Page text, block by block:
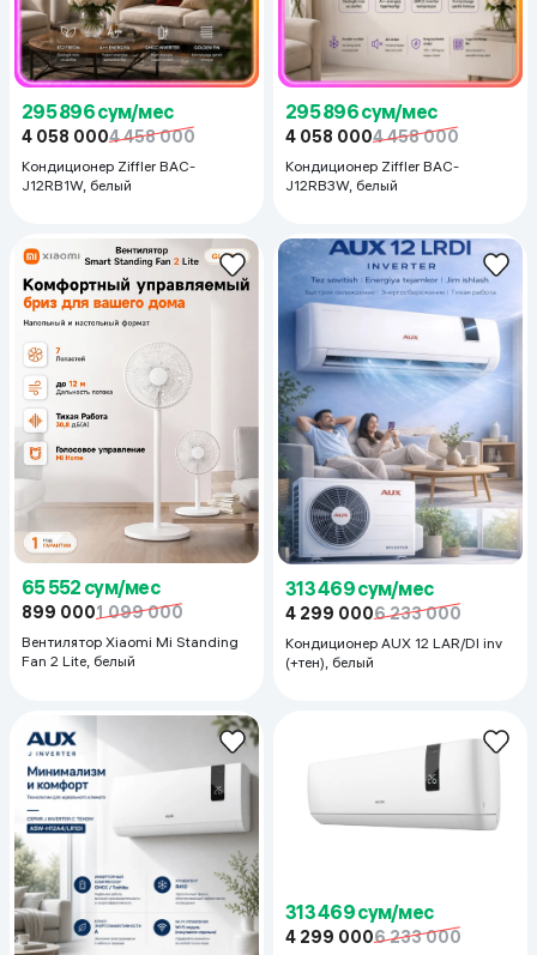
295 896 сум/мес
4 058 0004 458 000
Кондиционер Ziffler BAC-
J12RB1W, белый
295 896 сум/мес
4 058 0004 458 000
Кондиционер Ziffler BAC-
J12RB3W, белый
65 552 сум/мес
899 0001 099 000
Вентилятор Xiaomi Mi Standing
Fan 2 Lite, белый
313 469 сум/мес
4 299 0006 233 000
Кондиционер AUX 12 LAR/DI inv
(+тен), белый
313 469 сум/мес
4 299 0006 233 000